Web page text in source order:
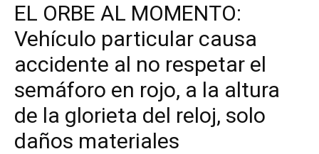
EL ORBE AL MOMENTO:
Vehículo particular causa
accidente al no respetar el
semáforo en rojo, a la altura
de la glorieta del reloj, solo
daños materiales